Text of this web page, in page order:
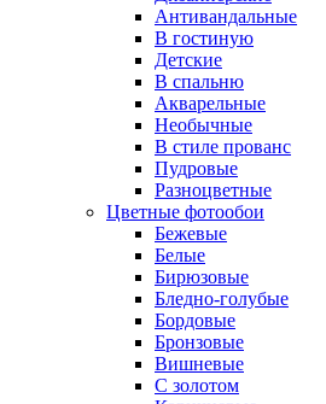
Антивандальные
В гостиную
Детские
В спальню
Акварельные
Необычные
В стиле прованс
Пудровые
Разноцветные
Цветные фотообои
Бежевые
Белые
Бирюзовые
Бледно-голубые
Бордовые
Бронзовые
Вишневые
С золотом